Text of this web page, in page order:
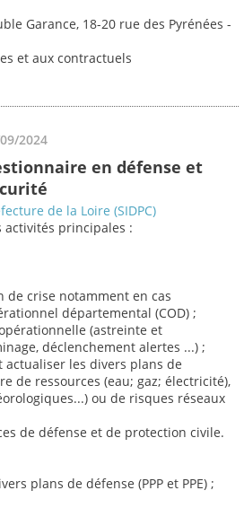
Garance, 18-20 rue des Pyrénées -
et aux contractuels
2024
en défense et
de la Loire (SIDPC)
activités principales :
de crise notamment en cas
départemental (COD) ;
(astreinte et
déclenchement alertes ...) ;
les divers plans de
de ressources (eau; gaz; électricité),
ou de risques réseaux
de défense et de protection civile.
plans de défense (PPP et PPE) ;